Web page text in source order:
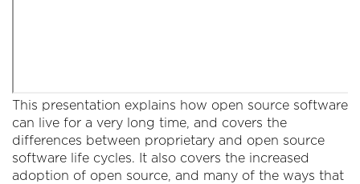
This presentation explains how open source software
can live for a very long time, and covers the
differences between proprietary and open source
software life cycles. It also covers the increased
adoption of open source, and many of the ways that